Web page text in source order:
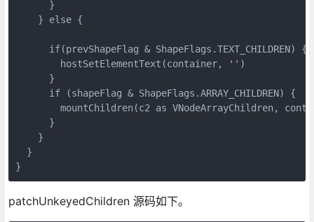
      }
    } else {
      if(prevShapeFlag & ShapeFlags.TEXT_CHILDREN) {
        hostSetElementText(container, '')
      }
      if (shapeFlag & ShapeFlags.ARRAY_CHILDREN) {
mountChildren(c2 as VNodeArrayChildren,
      }
    }
  }
}
patchUnkeyedChildren 源码如下。